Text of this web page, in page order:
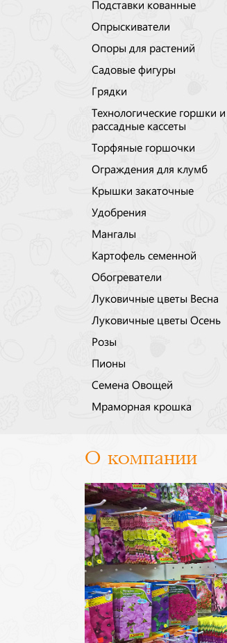
Подставки кованные
Опрыскиватели
Опоры для растений
Садовые фигуры
Грядки
Технологические горшки и
рассадные кассеты
Торфяные горшочки
Ограждения для клумб
Крышки закаточные
Удобрения
Мангалы
Картофель семенной
Обогреватели
Луковичные цветы Весна
Луковичные цветы Осень
Розы
Пионы
Семена Овощей
Мраморная крошка
О компании